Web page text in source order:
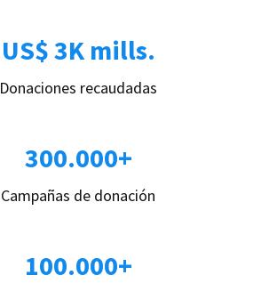
US$ 3K mills.
Donaciones recaudadas
300.000+
Campañas de donación
100.000+